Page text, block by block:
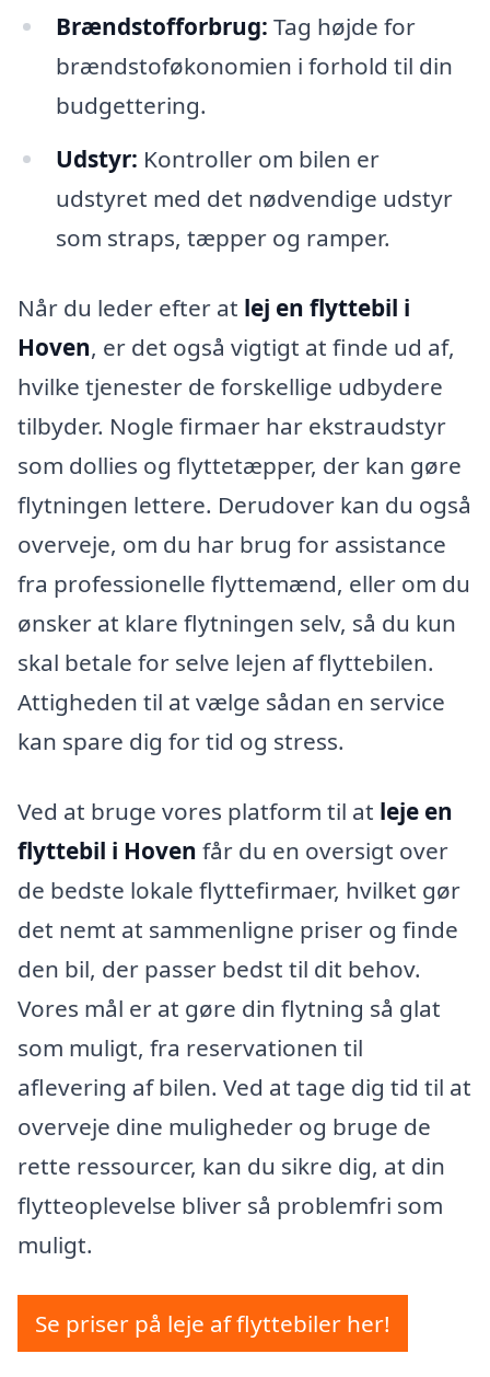
Brændstofforbrug: Tag højde for
brændstoføkonomien i forhold til din
budgettering.
Udstyr: Kontroller om bilen er
udstyret med det nødvendige udstyr
som straps, tæpper og ramper.
Når du leder efter at lej en flyttebil i
Hoven, er det også vigtigt at finde ud af,
hvilke tjenester de forskellige udbydere
tilbyder. Nogle firmaer har ekstraudstyr
som dollies og flyttetæpper, der kan gøre
flytningen lettere. Derudover kan du også
overveje, om du har brug for assistance
fra professionelle flyttemænd, eller om du
ønsker at klare flytningen selv, så du kun
skal betale for selve lejen af flyttebilen.
Attigheden til at vælge sådan en service
kan spare dig for tid og stress.
Ved at bruge vores platform til at leje en
flyttebil i Hoven får du en oversigt over
de bedste lokale flyttefirmaer, hvilket gør
det nemt at sammenligne priser og finde
den bil, der passer bedst til dit behov.
Vores mål er at gøre din flytning så glat
som muligt, fra reservationen til
aflevering af bilen. Ved at tage dig tid til at
overveje dine muligheder og bruge de
rette ressourcer, kan du sikre dig, at din
flytteoplevelse bliver så problemfri som
muligt.
Se priser på leje af flyttebiler her!